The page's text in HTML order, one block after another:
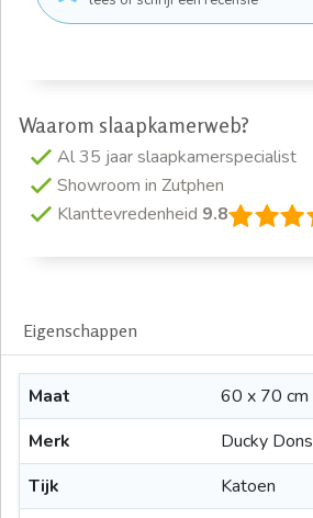
Waarom slaapkamerweb?
Al 35 jaar slaapkamerspecialist
Showroom in Zutphen
Klanttevredenheid 9.8
Eigenschappen
Maat
60 x 70 cm
Merk
Ducky Dons
Tijk
Katoen